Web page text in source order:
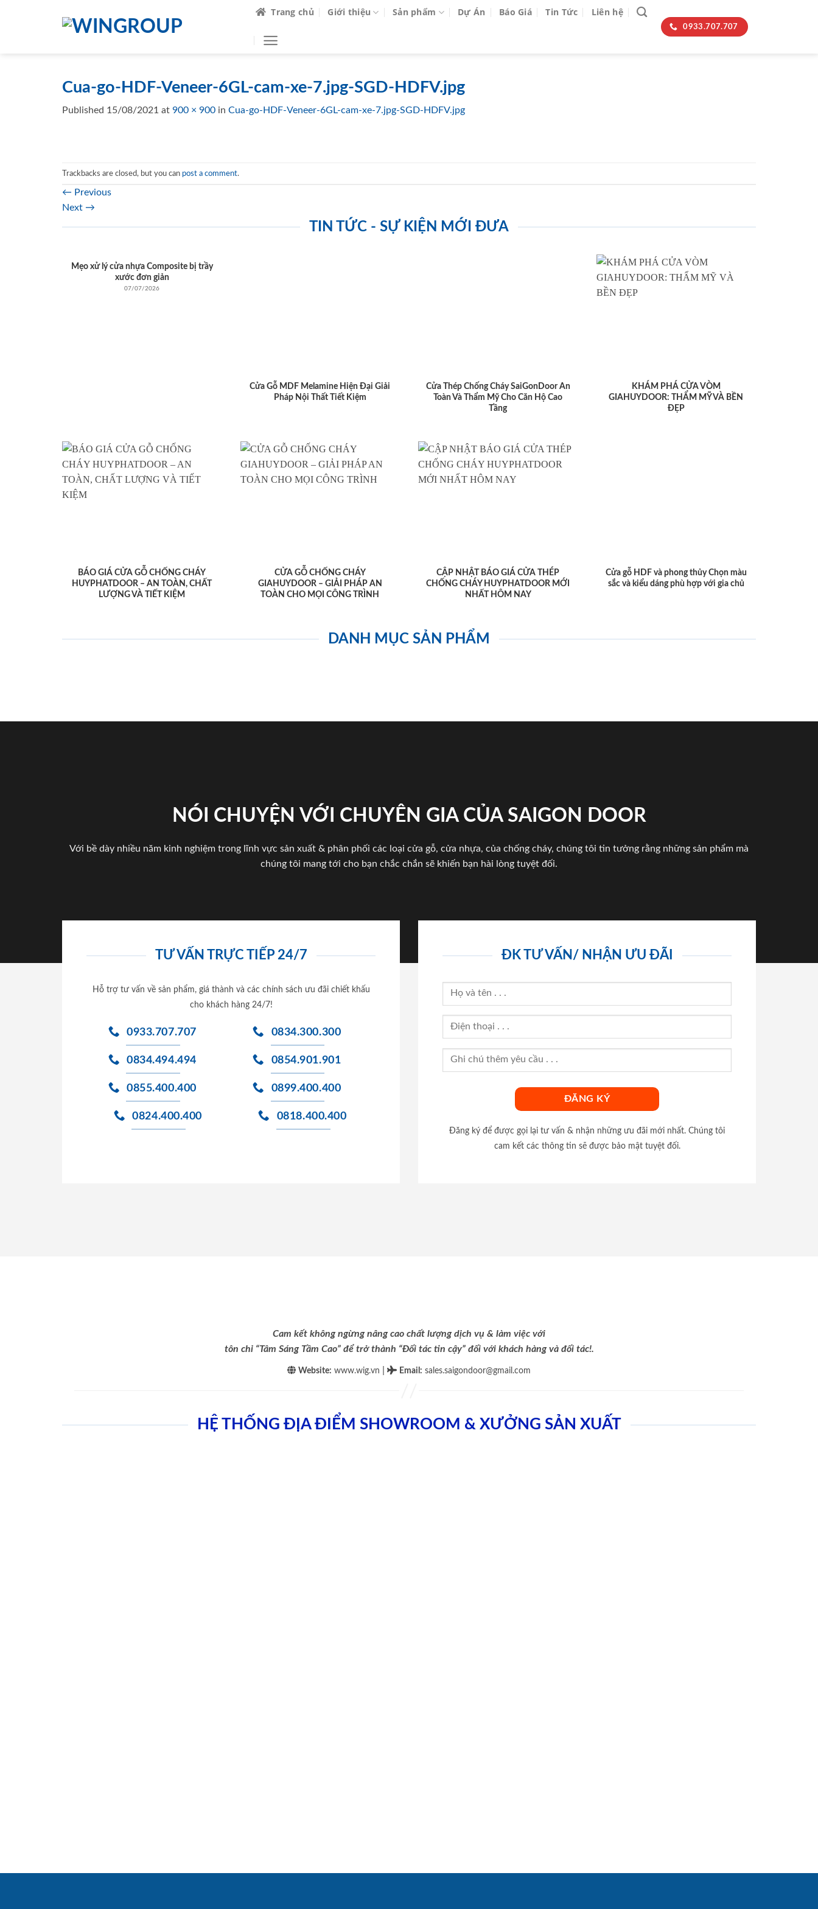
Trang chủ Giới thiệu Sản phẩm Dự Án Báo Giá Tin Tức Liên hệ
0933.707.707
Cua-go-HDF-Veneer-6GL-cam-xe-7.jpg-SGD-HDFV.jpg
Published 15/08/2021 at 900 × 900 in Cua-go-HDF-Veneer-6GL-cam-xe-7.jpg-SGD-HDFV.jpg
Trackbacks are closed, but you can post a comment.
← Previous
Next →
TIN TỨC - SỰ KIỆN MỚI ĐƯA
Mẹo xử lý cửa nhựa Composite bị trầy
xước đơn giản
07/07/2026
Cửa Gỗ MDF Melamine Hiện Đại Giải
Pháp Nội Thất Tiết Kiệm
Cửa Thép Chống Cháy SaiGonDoor An
Toàn Và Thẩm Mỹ Cho Căn Hộ Cao
Tầng
KHÁM PHÁ CỬA VÒM
GIAHUYDOOR: THẨM MỸ VÀ BỀN
ĐẸP
BÁO GIÁ CỬA GỖ CHỐNG CHÁY
HUYPHATDOOR – AN TOÀN, CHẤT
LƯỢNG VÀ TIẾT KIỆM
CỬA GỖ CHỐNG CHÁY
GIAHUYDOOR – GIẢI PHÁP AN
TOÀN CHO MỌI CÔNG TRÌNH
CẬP NHẬT BÁO GIÁ CỬA THÉP
CHỐNG CHÁY HUYPHATDOOR MỚI
NHẤT HÔM NAY
Cửa gỗ HDF và phong thủy Chọn màu
sắc và kiểu dáng phù hợp với gia chủ
DANH MỤC SẢN PHẨM
NÓI CHUYỆN VỚI CHUYÊN GIA CỦA SAIGON DOOR
Với bề dày nhiều năm kinh nghiệm trong lĩnh vực sản xuất & phân phối các loại cửa gỗ, cửa nhựa, của chống cháy, chúng tôi tin tưởng rằng những sản phẩm mà
chúng tôi mang tới cho bạn chắc chắn sẽ khiến bạn hài lòng tuyệt đối.
TƯ VẤN TRỰC TIẾP 24/7
Hỗ trợ tư vấn về sản phẩm, giá thành và các chính sách ưu đãi chiết khấu
cho khách hàng 24/7!
0933.707.707
0834.494.494
0855.400.400
0824.400.400
0834.300.300
0854.901.901
0899.400.400
0818.400.400
ĐK TƯ VẤN/ NHẬN ƯU ĐÃI
Đăng ký để được gọi lại tư vấn & nhận những ưu đãi mới nhất. Chúng tôi
cam kết các thông tin sẽ được bảo mật tuyệt đối.
Cam kết không ngừng nâng cao chất lượng dịch vụ & làm việc với
tôn chỉ “Tâm Sáng Tầm Cao” để trở thành “Đối tác tin cậy” đối với khách hàng và đối tác!.
Website: www.wig.vn Email : sales.saigondoor@gmail.com
HỆ THỐNG ĐỊA ĐIỂM SHOWROOM & XƯỞNG SẢN XUẤT